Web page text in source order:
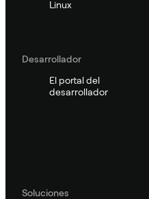
Linux
Desarrollador
El portal del
desarrollador
Soluciones